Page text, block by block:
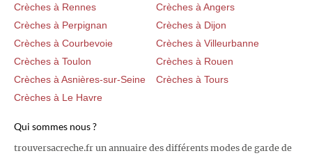
Crèches à Rennes
Crèches à Angers
Crèches à Perpignan
Crèches à Dijon
Crèches à Courbevoie
Crèches à Villeurbanne
Crèches à Toulon
Crèches à Rouen
Crèches à Asnières-sur-Seine
Crèches à Tours
Crèches à Le Havre
Qui sommes nous ?
trouversacreche.fr un annuaire des différents modes de garde de